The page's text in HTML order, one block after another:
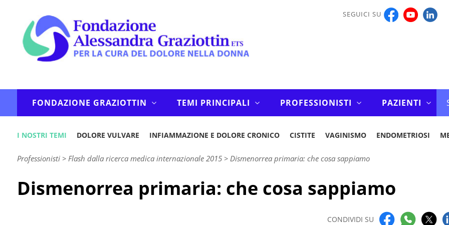
SEGUICI SU
FONDAZIONE GRAZIOTTIN TEMI PRINCIPALI PROFESSIONISTI PAZIENTI
I NOSTRI TEMI DOLORE VULVARE INFIAMMAZIONE E DOLORE CRONICO CISTITE VAGINISMO ENDOMETRIOSI
Professionisti> Flash dalla ricerca medica internazionale 2015 > Dismenorrea primaria: che cosa sappiamo
Dismenorrea primaria: che cosa sappiamo
CONDIVIDI SU